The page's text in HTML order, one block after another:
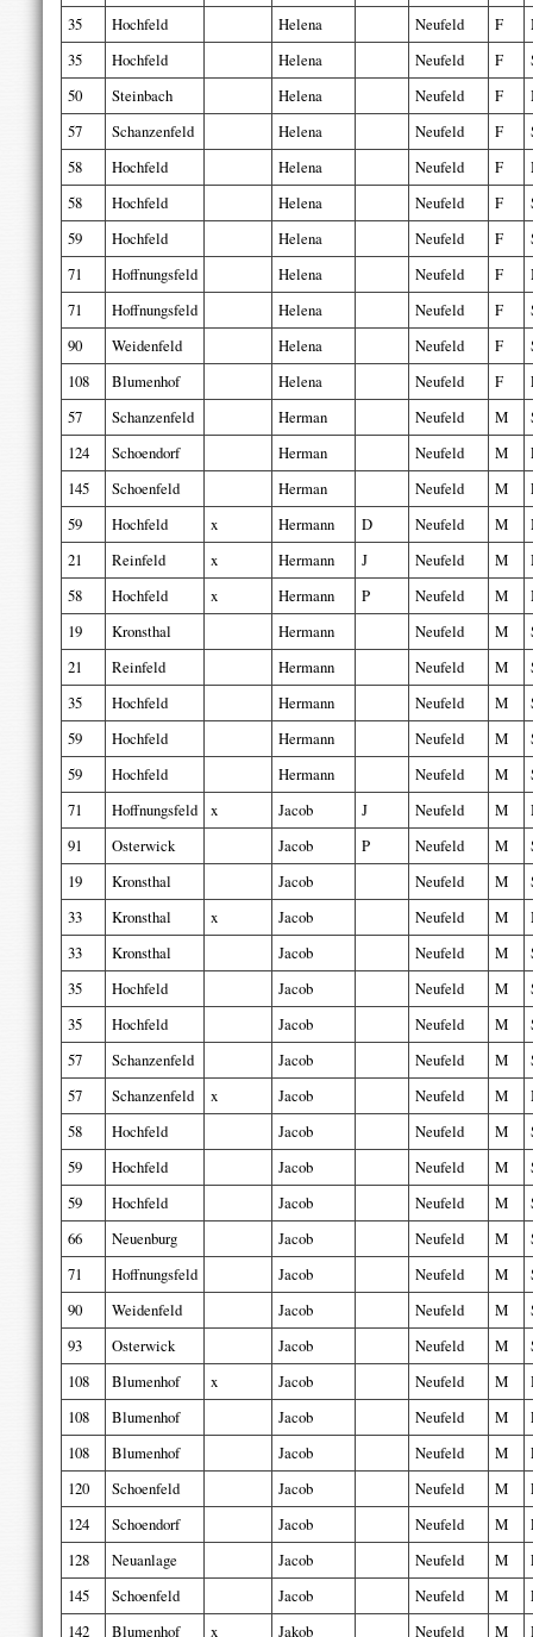
35
Hochfeld Helena Neufeld F
35
Hochfeld Helena Neufeld F
50
Steinbach Helena Neufeld F
57
Schanzenfeld Helena Neufeld F
58
Hochfeld Helena Neufeld F
58
Hochfeld Helena Neufeld F
59
Hochfeld Helena Neufeld F
71
Hoffnungsfeld Helena Neufeld F
71
Hoffnungsfeld Helena Neufeld F
90
Weidenfeld Helena Neufeld F
108
Blumenhof Helena Neufeld F
57
Schanzenfeld Herman Neufeld M
124
Schoendorf Herman Neufeld M
145
Schoenfeld Herman Neufeld M
59
Hochfeld x Hermann D Neufeld M
21
Reinfeld x Hermann J Neufeld M
58
Hochfeld x Hermann P Neufeld M
19
Kronsthal Hermann Neufeld M
21
Reinfeld Hermann Neufeld M
35
Hochfeld Hermann Neufeld M
59
Hochfeld Hermann Neufeld M
59
Hochfeld Hermann Neufeld M
71
Hoffnungsfeld x Jacob J Neufeld M
91
Osterwick Jacob P Neufeld M
19
Kronsthal Jacob Neufeld M
33
Kronsthal x Jacob Neufeld M
33
Kronsthal Jacob Neufeld M
35
Hochfeld Jacob Neufeld M
35
Hochfeld Jacob Neufeld M
57
Schanzenfeld Jacob Neufeld M
57
Schanzenfeld x Jacob Neufeld M
58
Hochfeld Jacob Neufeld M
59
Hochfeld Jacob Neufeld M
59
Hochfeld Jacob Neufeld M
66
Neuenburg Jacob Neufeld M
71
Hoffnungsfeld Jacob Neufeld M
90
Weidenfeld Jacob Neufeld M
93
Osterwick Jacob Neufeld M
108
Blumenhof x Jacob Neufeld M
108
Blumenhof Jacob Neufeld M
108
Blumenhof Jacob Neufeld M
120
Schoenfeld Jacob Neufeld M
124
Schoendorf Jacob Neufeld M
128
Neuanlage Jacob Neufeld M
145
Schoenfeld Jacob Neufeld M
142
Blumenhof x Jakob Neufeld M